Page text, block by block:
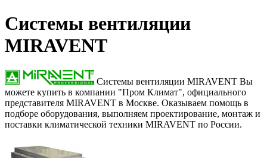
Системы вентиляции
MIRAVENT
Системы вентиляции MIRAVENT Вы
можете купить в компании "Пром Климат", официального
представителя MIRAVENT в Москве. Оказываем помощь в
подборе оборудования, выполняем проектирование, монтаж и
поставки климатической техники MIRAVENT по России.